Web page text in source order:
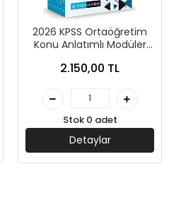
2026 KPSS Ortaöğretim
Konu Anlatımlı Modüler
Kültür (6 Kitap)-Pegem
2.150,00 TL
Stok 0 adet
Detaylar